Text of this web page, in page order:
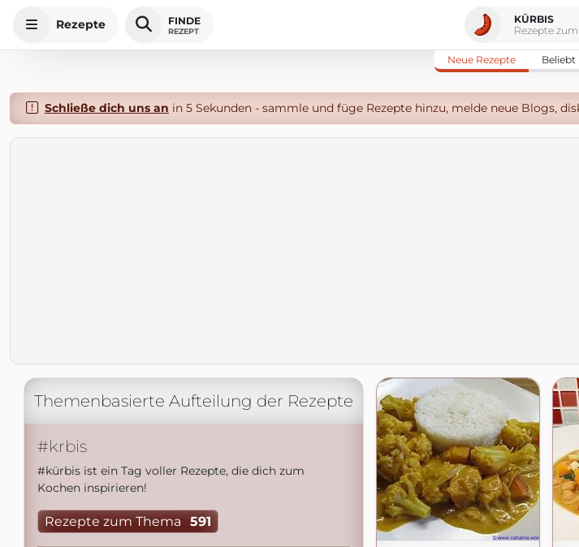
Rezepte FINDE
REZEPT
KÜRBIS
Rezepte
Neue Rezepte Beliebt
Schließe dich uns an in 5 Sekunden - sammle und füge Rezepte hinzu, melde neue Blogs,
Themenbasierte Aufteilung der Rezepte
#krbis
#kürbis ist ein Tag voller Rezepte, die dich zum
Kochen inspirieren!
Rezepte zum Thema 591